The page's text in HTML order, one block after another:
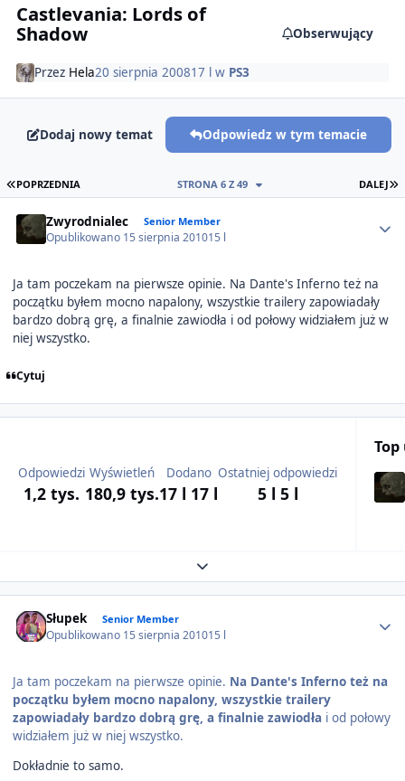
Castlevania: Lords of
Shadow Obserwujący
Przez Hela20 sierpnia 200817 l w PS3
Dodaj nowy temat Odpowiedz w tym temacie
PIERWSZA STRONA
POPRZEDNIA DALEJ
STRONA 6 Z 49
Zwyrodnialec Senior Member
Opublikowano 15 sierpnia 201015 l
Ja tam poczekam na pierwsze opinie. Na Dante's Inferno też na
początku byłem mocno napalony, wszystkie trailery zapowiadały
bardzo dobrą grę, a finalnie zawiodła i od połowy widziałem już w
niej wszystko.
Cytuj
Odpowiedzi
1,2 tys.
Wyświetleń
180,9 tys.
Dodano
17 l 17 l
Ostatniej odpowiedzi
5 l 5 l
Expand topic overview
Słupek Senior Member
Opublikowano 15 sierpnia 201015 l
Ja tam poczekam na pierwsze opinie. Na Dante's Inferno też na
początku byłem mocno napalony, wszystkie trailery
zapowiadały bardzo dobrą grę, a finalnie zawiodłai od połowy
widziałem już w niej wszystko.
Dokładnie to samo.